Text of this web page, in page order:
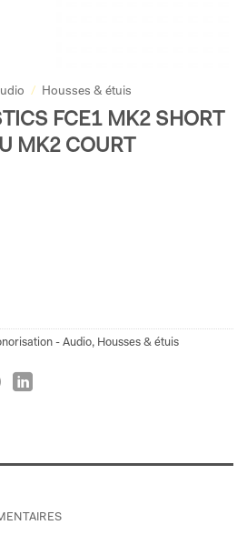
/ Housses & étuis
FCE1 MK2 SHORT
MK2 COURT
- Audio, Housses & étuis